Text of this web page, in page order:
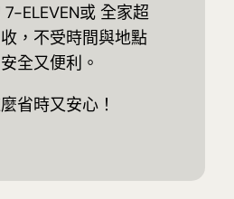
ELEVEN或 全家超
，不受時間與地點
全又便利。
省時又安心！